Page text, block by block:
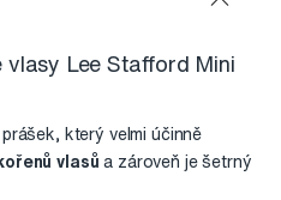
vlasy Lee Stafford Mini
který velmi účinně
vlasů a zároveň je šetrný